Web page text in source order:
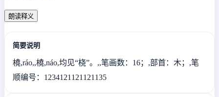
朗读释义
简要说明
橈,ráo,,橈,náo,均见“桡”。,,笔画数：16；,部首：木；,笔
顺编号：1234121121121135